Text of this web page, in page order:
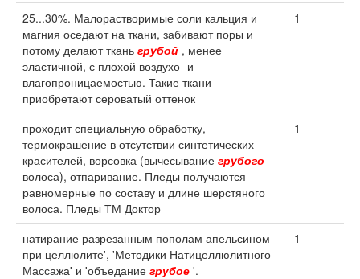
25...30%. Малорастворимые соли кальция и
магния оседают на ткани, забивают поры и
потому делают ткань грубой , менее
эластичной, с плохой воздухо- и
влагопроницаемостью. Такие ткани
приобретают сероватый оттенок
1
проходит специальную обработку,
термокрашение в отсутствии синтетических
красителей, ворсовка (вычесывание грубого
волоса), отпаривание. Пледы получаются
равномерные по составу и длине шерстяного
волоса. Пледы ТМ Доктор
1
натирание разрезанным пополам апельсином
при целлюлите', 'Методики Натицеллюлитного
Массажа' и 'объедание грубое '.
1